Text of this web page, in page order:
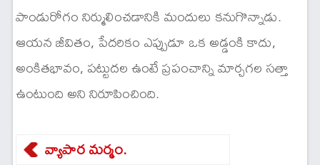
పాండురోగం నిర్ములించడానికి మందులు కనుగొన్నాడు.
ఆయన జీవితం, పేదరికం ఎప్పుడూ ఒక అడ్డంకి కాదు,
అంకితభావం, పట్టుదల ఉంటే ప్రపంచాన్ని మార్చగల సత్తా
ఉంటుంది అని నిరూపించింది.
వ్యాపార మర్మం.